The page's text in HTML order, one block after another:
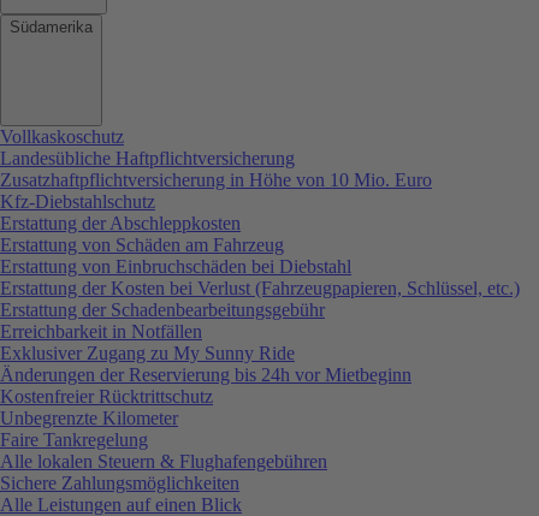
Südamerika
Vollkaskoschutz
Landesübliche Haftpflichtversicherung
Zusatzhaftpflichtversicherung in Höhe von 10 Mio. Euro
Kfz-Diebstahlschutz
Erstattung der Abschleppkosten
Erstattung von Schäden am Fahrzeug
Erstattung von Einbruchschäden bei Diebstahl
Erstattung der Kosten bei Verlust (Fahrzeugpapieren, Schlüssel, etc.)
Erstattung der Schadenbearbeitungsgebühr
Erreichbarkeit in Notfällen
Exklusiver Zugang zu My Sunny Ride
Änderungen der Reservierung bis 24h vor Mietbeginn
Kostenfreier Rücktrittschutz
Unbegrenzte Kilometer
Faire Tankregelung
Alle lokalen Steuern & Flughafengebühren
Sichere Zahlungsmöglichkeiten
Alle Leistungen auf einen Blick